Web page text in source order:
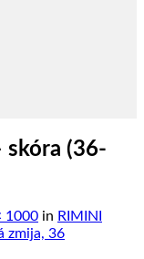
skóra (36-
1000 in RIMINI
zmija, 36